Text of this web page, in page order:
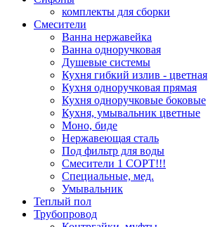
комплекты для сборки
Смесители
Ванна нержавейка
Ванна одноручковая
Душевые системы
Кухня гибкий излив - цветная
Кухня одноручковая прямая
Кухня одноручковые боковые
Кухня, умывальник цветные
Моно, биде
Нержавеющая сталь
Под фильтр для воды
Смесители 1 СОРТ!!!
Специальные, мед.
Умывальник
Теплый пол
Трубопровод